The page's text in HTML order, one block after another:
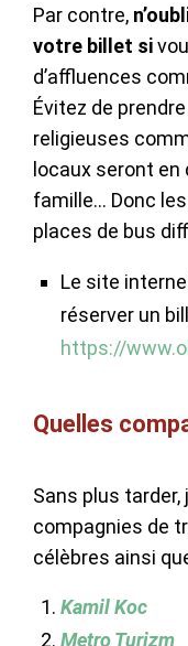
Par contre,
votre billet si
d’affluences
Évitez de
religieuses
locaux seront en
famille… Donc
places de bus
Le site
réserver un
https://
Quelles
Sans plus
compagnies de
célèbres ainsi
Kamil Koc
Metro Turizm